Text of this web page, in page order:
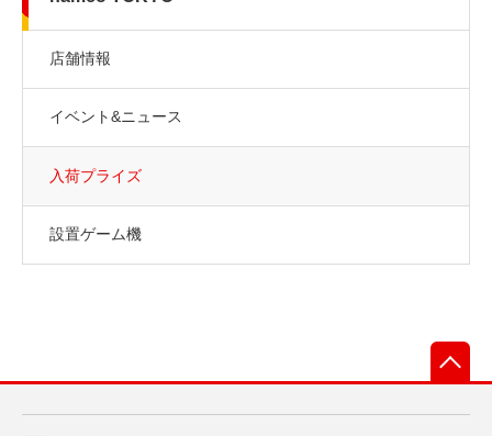
店舗情報
イベント&ニュース
入荷プライズ
設置ゲーム機